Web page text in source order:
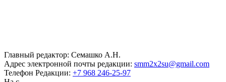
Главный редактор: Семашко А.Н.
Адрес электронной почты редакции: smm2x2su@gmail.com
Телефон Редакции: +7 968 246-25-97